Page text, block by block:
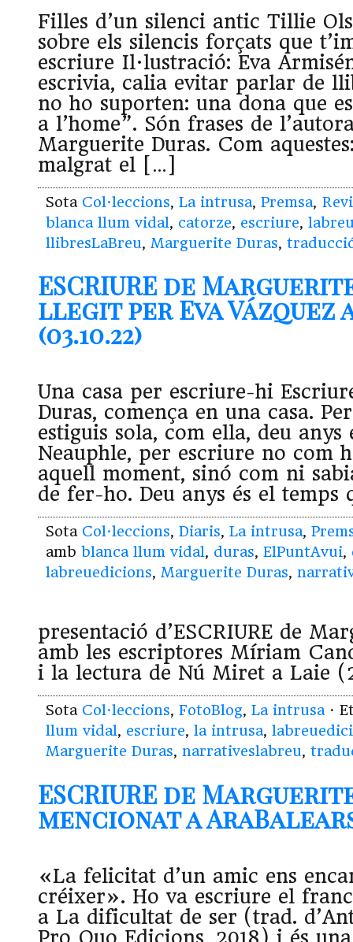
Filles d’un silenci antic Tillie
sobre els silencis forçats que
escriure Il·lustració: Eva
escrivia, calia evitar parlar de
no ho suporten: una dona que
a l’home”. Són frases de
Marguerite Duras. Com
malgrat el […]
Sota Col·leccions, La intrusa, Premsa,
blanca llum vidal, catorze, escriure,
llibresLaBreu, Marguerite Duras,
ESCRIURE de
llegit per Eva Vázquez
(03.10.22)
Una casa per escriure-hi
Duras, comença en una casa.
esti­guis sola, com ella, deu
Neauphle, per escriure no com
aquell moment, sinó com ni
de fer-ho. Deu anys és el
Sota Col·leccions, Diaris, La intrusa,
amb blanca llum vidal, duras, ElPuntAvui,
labreuedicions, Marguerite Duras,
presentació d’ESCRIURE de
amb les escriptores Míriam
i la lectura de Nú Miret a Laie
Sota Col·leccions, FotoBlog, La intrusa ·
llum vidal, escriure, la intrusa,
Marguerite Duras, narrativeslabreu,
ESCRIURE de
mencionat a AraBalears
«La felicitat d’un amic ens
créixer». Ho va escriure el
a La dificultat de ser (trad.
Pro Quo Edicions, 2018) i és